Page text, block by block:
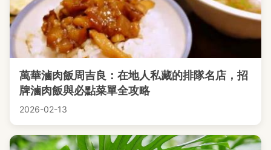
萬華滷肉飯周吉良：在地人私藏的排隊名店，招
牌滷肉飯與必點菜單全攻略
2026-02-13